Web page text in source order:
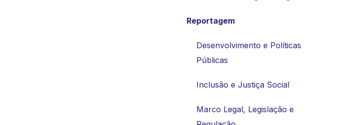
Reportagem
Desenvolvimento e Políticas
Públicas
Inclusão e Justiça Social
Marco Legal, Legislação e